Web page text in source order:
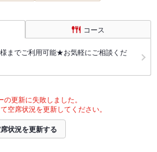
コース
までご利用可能★お気軽にご相談くだ
の更新に失敗しました。
空席状況を更新してください。
状況を更新する